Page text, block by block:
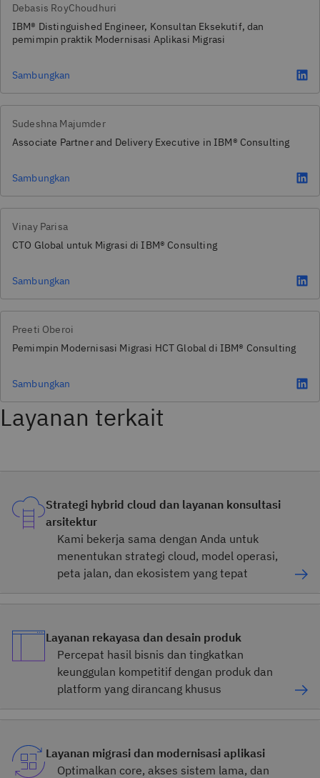
Debasis RoyChoudhuri
IBM® Distinguished Engineer, Konsultan Eksekutif, dan
pemimpin praktik Modernisasi Aplikasi Migrasi
Sambungkan
Sudeshna Majumder
Associate Partner and Delivery Executive in IBM® Consulting
Sambungkan
Vinay Parisa
CTO Global untuk Migrasi di IBM® Consulting
Sambungkan
Preeti Oberoi
Pemimpin Modernisasi Migrasi HCT Global di IBM® Consulting
Sambungkan
Layanan terkait
Strategi hybrid cloud dan layanan konsultasi
arsitektur
Kami bekerja sama dengan Anda untuk
menentukan strategi cloud, model operasi,
peta jalan, dan ekosistem yang tepat
Layanan rekayasa dan desain produk
Percepat hasil bisnis dan tingkatkan
keunggulan kompetitif dengan produk dan
platform yang dirancang khusus
Layanan migrasi dan modernisasi aplikasi
Optimalkan core, akses sistem lama, dan